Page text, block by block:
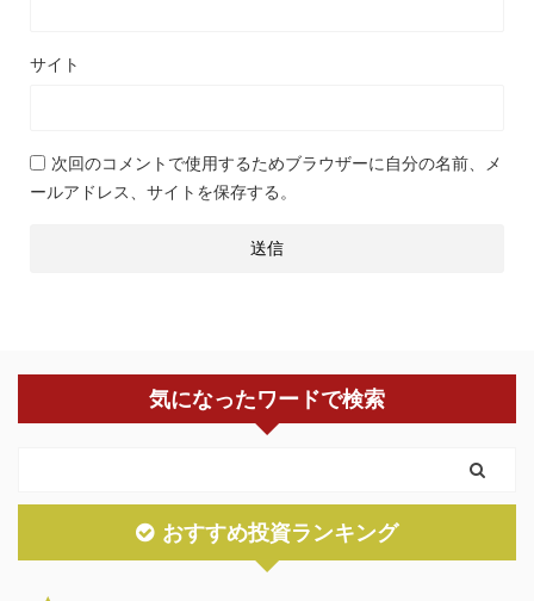
サイト
次回のコメントで使用するためブラウザーに自分の名前、メ
ールアドレス、サイトを保存する。
気になったワードで検索
おすすめ投資ランキング